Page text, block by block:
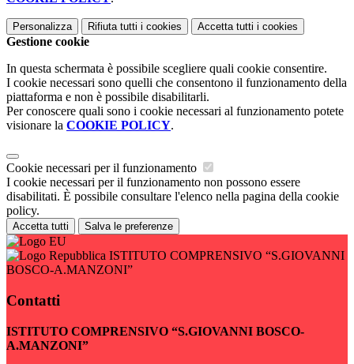
Personalizza Rifiuta tutti i cookies Accetta tutti i cookies
Gestione cookie
In questa schermata è possibile scegliere quali cookie consentire.
I cookie necessari sono quelli che consentono il funzionamento della
piattaforma e non è possibile disabilitarli.
Per conoscere quali sono i cookie necessari al funzionamento potete
visionare la COOKIE POLICY.
Cookie necessari per il funzionamento
I cookie necessari per il funzionamento non possono essere
disabilitati. È possibile consultare l'elenco nella pagina della cookie
policy.
Accetta tutti Salva le preferenze
ISTITUTO COMPRENSIVO “S.GIOVANNI
BOSCO-A.MANZONI”
Contatti
ISTITUTO COMPRENSIVO “S.GIOVANNI BOSCO-
A.MANZONI”